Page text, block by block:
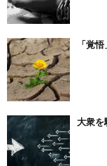
「覚
大衆を